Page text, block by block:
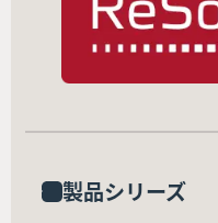
製品シリーズ